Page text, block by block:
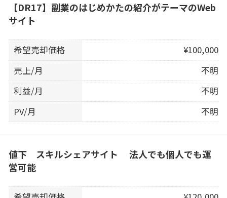
【DR17】副業のはじめかたの紹介がテーマのWeb
サイト
希望売却価格
¥100,000
売上/月
不明
利益/月
不明
PV/月
不明
値下 スキルシェアサイト 法人でも個人でも運
営可能